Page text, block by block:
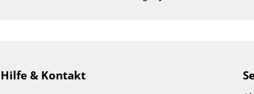
Hilfe & Kontakt